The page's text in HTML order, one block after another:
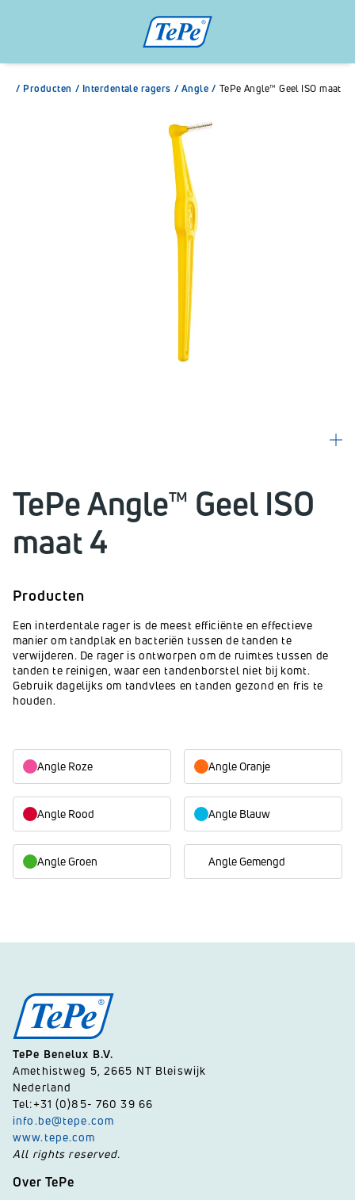
/ Producten / Interdentale ragers / Angle / TePe Angle™ Geel ISO maat 4
TePe Angle™ Geel ISO
maat 4
Producten
Een interdentale rager is de meest efficiënte en effectieve
manier om tandplak en bacteriën tussen de tanden te
verwijderen. De rager is ontworpen om de ruimtes tussen de
tanden te reinigen, waar een tandenborstel niet bij komt.
Gebruik dagelijks om tandvlees en tanden gezond en fris te
houden.
Angle Roze Angle Oranje
Angle Rood Angle Blauw
Angle Groen Angle Gemengd
TePe Benelux B.V.
Amethistweg 5, 2665 NT Bleiswijk
Nederland
Tel:+31 (0)85- 760 39 66
info.be@tepe.com
www.tepe.com
All rights reserved.
Over TePe